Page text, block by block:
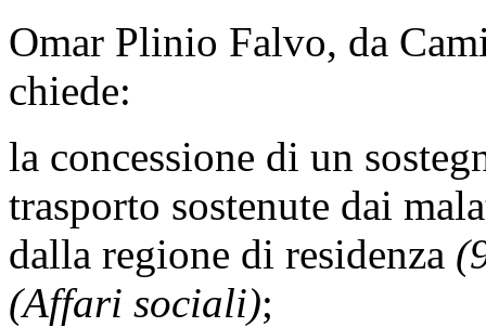
Omar Plinio Falvo, da
chiede:
la concessione di un
trasporto sostenute dai
dalla regione di residenza
(Affari sociali);